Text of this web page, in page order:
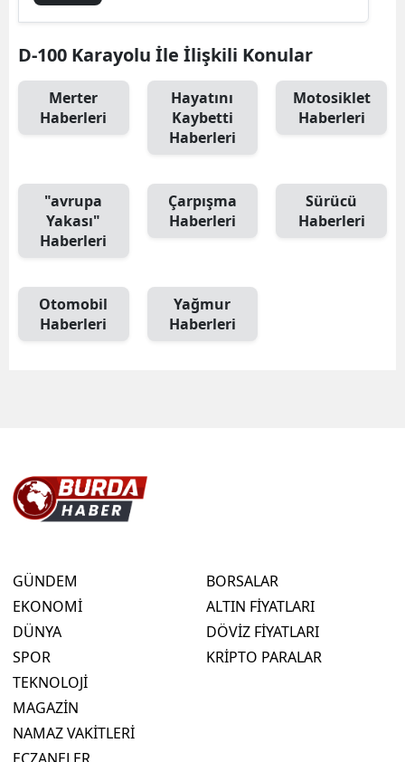
D-100 Karayolu İle İlişkili Konular
Merter
Haberleri
Hayatını
Kaybetti
Haberleri
Motosiklet
Haberleri
"avrupa
Yakası"
Haberleri
Çarpışma
Haberleri
Sürücü
Haberleri
Otomobil
Haberleri
Yağmur
Haberleri
GÜNDEM
EKONOMİ
DÜNYA
SPOR
TEKNOLOJİ
MAGAZİN
NAMAZ VAKİTLERİ
BORSALAR
ALTIN FİYATLARI
DÖVİZ FİYATLARI
KRİPTO PARALAR